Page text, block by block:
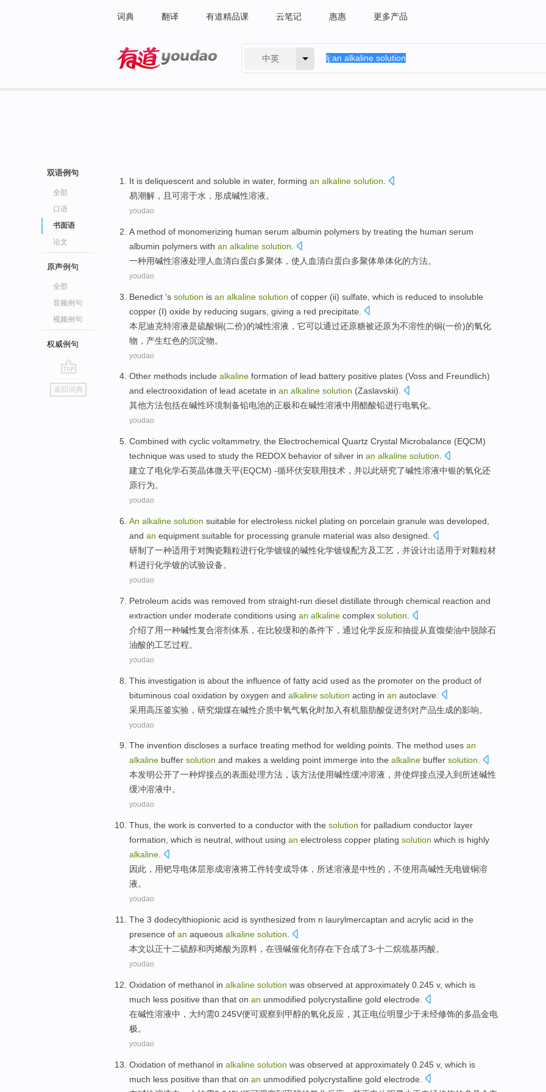
词典 翻译 有道精品课 云笔记 惠惠 更多产品
中英
双语例句
全部
口语
书面语
论文
原声例句
全部
音频例句
视频例句
权威例句
go
top
返回词典
It is deliquescent and soluble in water, forming an alkaline solution
易潮解，且可溶于水 ， 形成碱性溶液。
youdao
Amethod of monomerizing human serum albumin polymers by treating the human serum
albumin polymers with an alkaline solution
一种用碱性溶液处理 人 血清白蛋白多聚体，使人血清白蛋白多聚体单体化的方法。
youdao
Benedict 's solution is an alkaline solution of copper (ii) sulfate which is reduced to insoluble
copper (I) oxide by reducing sugars giving a red precipitate
本尼迪克特溶液是硫酸铜(二价)的堿性溶液， 它可以通过还原糖被还原为不溶性的铜(一价)的氧化
物 ，产生红色的沉淀物。
youdao
Other methods include alkaline formation of lead battery positive plates (Voss and Freundlich)
and electrooxidation of lead acetate in an alkaline solution (Zaslavskii).
其他方法包括在碱性环境制备铅电池的正极和在碱性溶液中用醋酸铅进行电氧化。
youdao
Combined with cyclic voltammetry, the Electrochemical Quartz Crystal Microbalance (EQCM)
technique was used to study the REDOX behavior of silver in an alkaline solution
建立了电化学石英晶体微天平(EQCM) -循环伏安联用技术 ，并以此研究了碱性溶液中银的氧化还
原行为。
youdao
An alkaline solution suitable for electroless nickel plating on porcelain granule was developed
and an equipment suitable for processing granule material was also designed
研制 了一种适用于对陶瓷颗粒进行化学镀镍的碱性化学镀镍配方及工艺 ， 并设计出适用于对颗粒材
料进行化学镀的试验设备。
youdao
Petroleum acids was removed from straight-run diesel distillate through chemical reaction and
extraction under moderate conditions using an alkaline complex solution
介绍了 用一种碱性复合溶剂体系，在比较缓和的条件下 ， 通过化学反应和抽提从直馏柴油中脱除石
油酸的工艺过程。
youdao
This investigation is about the influence of fatty acid used as the promoter on the product of
bituminous coal oxidation by oxygen and alkaline solution acting in an autoclave
采用高压釜实验， 研究烟煤在碱性介质中氧气氧化时加入有机脂肪酸促进剂对产品生成的影响。
youdao
The invention discloses a surface treating method for welding points. The method uses an
alkaline buffer solution and makes a welding point immerge into the alkaline buffer solution.
本发明公开了一种焊接点的表面处理方法 ， 该方法使用碱性缓冲溶液 ， 并使焊接点浸入到 所述碱性
缓冲溶液中。
youdao
Thus , the work is converted to a conductor with the solution for palladium conductor layer
formation which is neutral without using an electroless copper plating solution which is highly
alkaline
因此 ， 用钯导电体层形成溶液将工件转变成导体 ， 所述溶液是中性的， 不使用高碱性无电镀铜溶
液。
youdao
The 3 dodecylthiopionic acid is synthesized from n laurylmercaptan and acrylic acid in the
presence of an aqueous alkaline solution
本文以正十二硫醇和丙烯酸为原料， 在强碱催化剂存在下合成了3-十二烷巯基丙酸。
youdao
Oxidation of methanol in alkaline solution was observed at approximately 0.245 v, which is
much less positive than that on an unmodified polycrystalline gold electrode
在碱性溶液中， 大约需0.245V便可观察到 甲醇的氧化反应 ， 其正电位明显少于未经修饰的多晶金电
极。
youdao
Oxidation of methanol in alkaline solution was observed at approximately 0.245 v, which is
much less positive than that on an unmodified polycrystalline gold electrode